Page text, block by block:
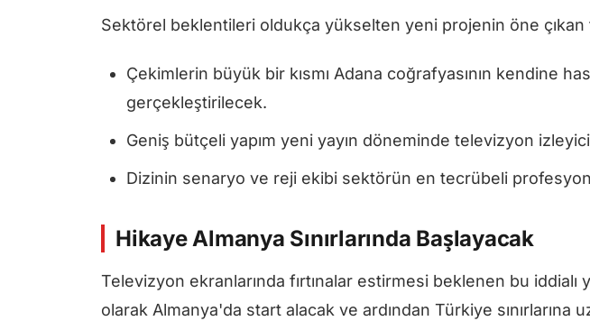
Sektörel beklentileri oldukça yükselten yeni projenin öne
Çekimlerin büyük bir kısmı Adana coğrafyasının kendine
gerçekleştirilecek.
Geniş bütçeli yapım yeni yayın döneminde televizyon
Dizinin senaryo ve reji ekibi sektörün en tecrübeli
Hikaye Almanya Sınırlarında Başlayacak
Televizyon ekranlarında fırtınalar estirmesi beklenen bu iddialı
olarak Almanya'da start alacak ve ardından Türkiye sınırlarına